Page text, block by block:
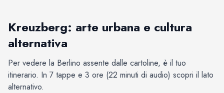
Kreuzberg: arte urbana e cultura
alternativa
Per vedere la Berlino assente dalle cartoline, è il tuo
itinerario. In 7 tappe e 3 ore (22 minuti di audio) scopri il lato
alternativo.